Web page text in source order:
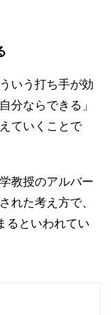
いう打ち手が効
分ならできる」
ていくことで
教授のアルバー
れた考え方で、
るといわれてい